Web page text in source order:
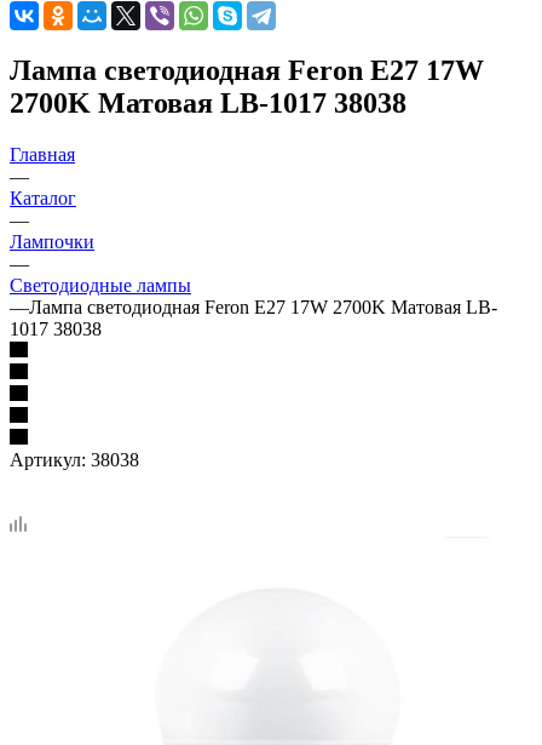
Лампа светодиодная Feron E27 17W
2700K Матовая LB-1017 38038
Главная
—
Каталог
—
Лампочки
—
Светодиодные лампы
—Лампа светодиодная Feron E27 17W 2700K Матовая LB-
1017 38038
Артикул: 38038